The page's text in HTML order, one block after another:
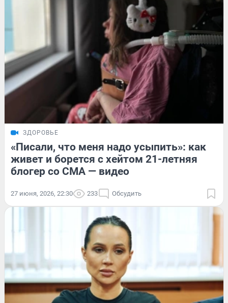
ЗДОРОВЬЕ
«Писали, что меня надо усыпить»: как
живет и борется с хейтом 21-летняя
блогер со СМА — видео
27 июня, 2026, 22:30 233 Обсудить